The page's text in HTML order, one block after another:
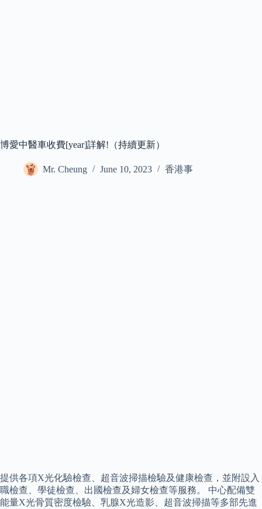
博愛中醫車收費[year]詳解!（持續更新）
Mr. Cheung June 10, 2023 香港事
提供各項X光化驗檢查、超音波掃描檢驗及健康檢查，並附設入
職檢查、學徒檢查、出國檢查及婦女檢查等服務。 中心配備雙
能量X光骨質密度檢驗、乳腺X光造影、超音波掃描等多部先進